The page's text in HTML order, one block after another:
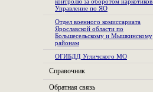
Управление по ЯО
Отдел военного комиссариата
Ярославской области по
Большесельскому и Мышкинскому
районам
ОГИБДД Угличского МО
Справочник
Обратная связь